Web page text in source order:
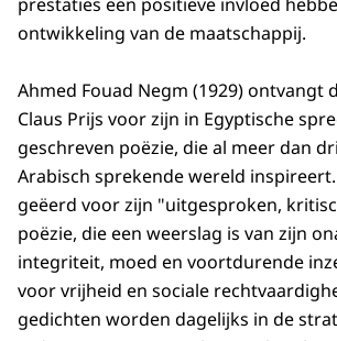
prestaties een positieve invloed
ontwikkeling van de maatschappij.
Ahmed Fouad Negm (1929) ontvangt
Claus Prijs voor zijn in Egyptische
geschreven poëzie, die al meer dan
Arabisch sprekende wereld
geëerd voor zijn "uitgesproken,
poëzie, die een weerslag is van zijn
integriteit, moed en voortdurende
voor vrijheid en sociale
gedichten worden dagelijks in de